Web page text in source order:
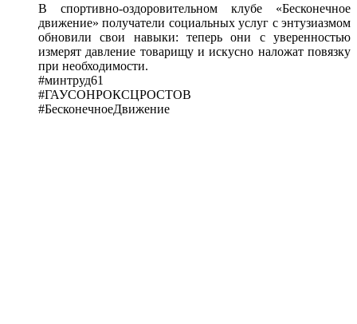
В спортивно-оздоровительном клубе «Бесконечное
движение» получатели социальных услуг с энтузиазмом
обновили свои навыки: теперь они с уверенностью
измерят давление товарищу и искусно наложат повязку
при необходимости.
#минтруд61
#ГАУСОНРОКСЦРОСТОВ
#БесконечноеДвижение